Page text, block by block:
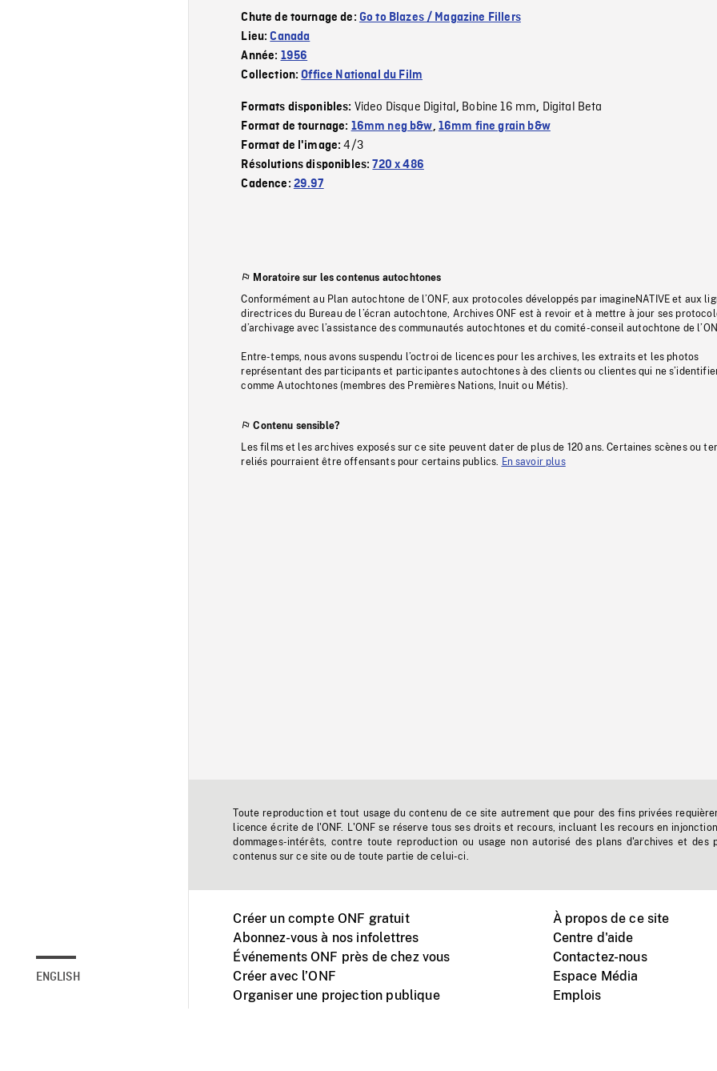
ENGLISH
Chute de tournage de: Go to Blazes / Magazine Fillers
Lieu:Canada
Année: 1956
Collection:Office National du Film
Formats disponibles: Video Disque Digital, Bobine 16 mm, Digital Beta
Format de tournage: 16mm neg b&w, 16mm fine grain b&w
Format de l'image:4/3
Résolutions disponibles:720 x 486
Cadence: 29.97
Moratoire sur les contenus autochtones
Conformément au Plan autochtone de l’ONF, aux protocoles développés par imagineNATIVE et aux
directrices du Bureau de l’écran autochtone, Archives ONF est à revoir et à mettre à jour ses
d’archivage avec l’assistance des communautés autochtones et du comité-conseil autochtone de
Entre-temps, nous avons suspendu l’octroi de licences pour les archives, les extraits et les photos
représentant des participants et participantes autochtones à des clients ou clientes qui ne
comme Autochtones (membres des Premières Nations, Inuit ou Métis).
Contenu sensible?
Les films et les archives exposés sur ce site peuvent dater de plus de 120 ans. Certaines scènes ou
reliés pourraient être offensants pour certains publics.
En savoir plus
Toute reproduction et tout usage du contenu de ce site autrement que pour des fins privées
licence écrite de l'ONF. L'ONF se réserve tous ses droits et recours, incluant les recours en
dommages-intérêts, contre toute reproduction ou usage non autorisé des plans d'archives et des
contenus sur ce site ou de toute partie de celui-ci.
Créer un compte ONF gratuit
Abonnez-vous à nos infolettres
Événements ONF près de chez vous
Créer avec l’ONF
Organiser une projection publique
À propos de ce site
Centre d'aide
Contactez-nous
Espace Média
Emplois